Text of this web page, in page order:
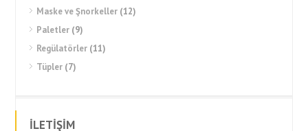
Maske ve Şnorkeller (12)
Paletler (9)
Regülatörler (11)
Tüpler (7)
İLETİŞİM